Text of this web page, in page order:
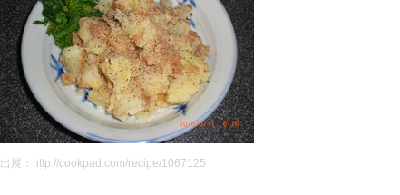
出展：http://cookpad.com/recipe/1067125